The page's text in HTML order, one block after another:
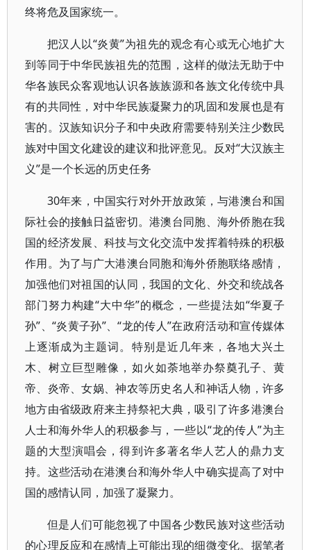
终将危及国家统一。
把汉人以“炎黄”为祖先的观念有心或无心地扩大
到等同于中华民族祖先的范围，这样的做法无助于中
华各族民众客观地认识各族族源和各族文化传统中具
有的共同性，对中华民族凝聚力的巩固和发展也是有
害的。汉族知识分子和中央政府需要特别关注少数民
族对中国文化建设的建议和批评意见。反对“大汉族主
义”是一个长远的历史任务
30年来，中国实行对外开放政策，与港澳台和国
际社会的接触日益密切。港澳台同胞、海外侨胞在我
国的经济发展、科技与文化交流中发挥着特殊的积极
作用。为了与广大港澳台同胞和海外侨胞联络感情，
加强他们对祖国的认同，我国的文化、外交和统战各
部门努力构建“大中华”的概念，一些提法如“华夏子
孙”、“炎黄子孙”、“龙的传人”在政府活动和宣传媒体
上逐渐成为主题词。特别是近几年来，各地大兴土
木、树立巨型雕像，如火如荼地举办祭奠孔子、黄
帝、炎帝、女娲、神农等历史名人和神话人物，许多
地方由省级政府来主持祭祀大典，吸引了许多港澳台
人士和海外华人的积极参与，一些以“龙的传人”为主
题的大型演唱会，得到许多著名华人艺人的鼎力支
持。这些活动在港澳台和海外华人中确实提高了对中
国的感情认同，加强了凝聚力。
但是人们可能忽视了中国各少数民族对这些活动
的心理反应和在感情上可能出现的细微变化。据笔者